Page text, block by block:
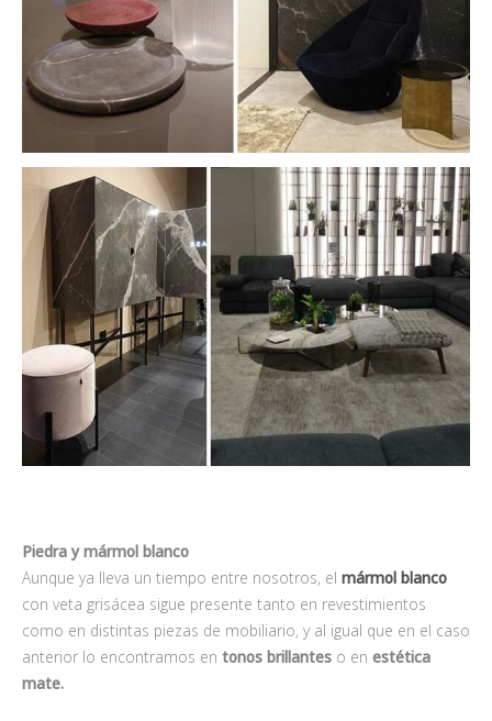
Piedra y mármol blanco
Aunque ya lleva un tiempo entre nosotros, el mármol blanco
con veta grisácea sigue presente tanto en revestimientos
como en distintas piezas de mobiliario, y al igual que en el caso
anterior lo encontramos en tonos brillantes o en estética
mate.